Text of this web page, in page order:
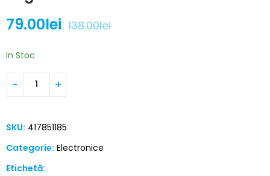
79.00lei 138.00lei
In Stoc
SKU: 417851185
Categorie: Electronice
Etichetă: